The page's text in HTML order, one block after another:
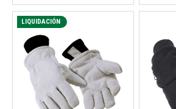
LIQUIDACIÓN